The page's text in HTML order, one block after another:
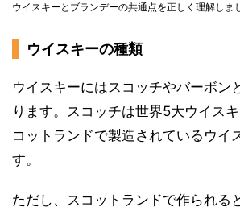
ウイスキーとブランデーの共通点を正しく理解しま
ウイスキーの種類
ウイスキーにはスコッチやバーボン
ります。スコッチは世界5大ウイス
コットランドで製造されているウイ
す。
ただし、スコットランドで作られる